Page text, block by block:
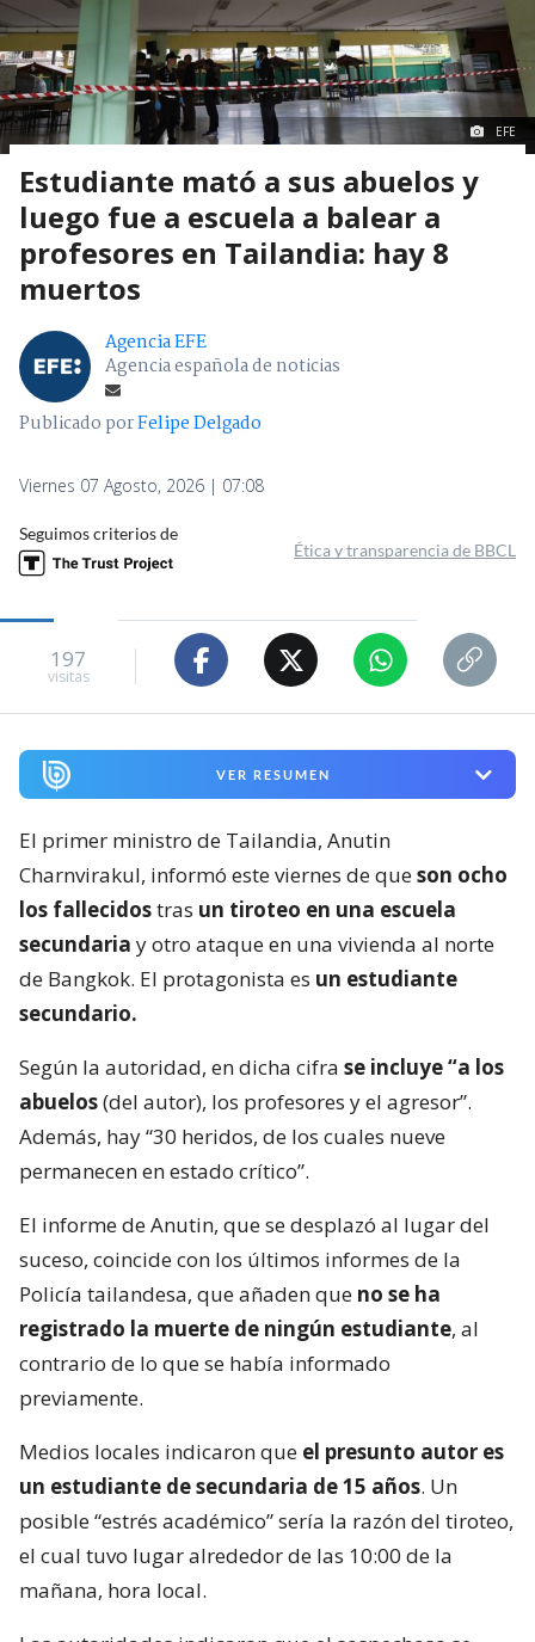
EFE
Estudiante mató a sus abuelos y
luego fue a escuela a balear a
profesores en Tailandia: hay 8
muertos
Agencia EFE
Agencia española de noticias
Publicado porFelipe Delgado
Viernes 07 Agosto, 2026 | 07:08
Seguimos criterios de
Ética y transparencia de BBCL
197
visitas
VER RESUMEN
El primer ministro de Tailandia, Anutin
Charnvirakul, informó este viernes de queson ocho
los fallecidostras un tiroteo en una escuela
secundaria y otro ataque en una vivienda al norte
de Bangkok. El protagonista es un estudiante
secundario.
Según la autoridad, en dicha cifra se incluye “a los
abuelos(del autor), los profesores y el agresor”.
Además, hay “30 heridos, de los cuales nueve
permanecen en estado crítico”.
El informe de Anutin, que se desplazó al lugar del
suceso, coincide con los últimos informes de la
Policía tailandesa, que añaden que no se ha
registrado la muerte de ningún estudiante, al
contrario de lo que se había informado
previamente.
Medios locales indicaron que el presunto autor es
un estudiante de secundaria de 15 años. Un
posible “estrés académico” sería la razón del tiroteo,
el cual tuvo lugar alrededor de las 10:00 de la
mañana, hora local.